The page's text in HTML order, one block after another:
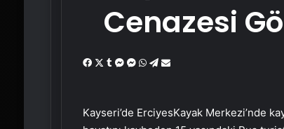
Cenazesi
Facebook
X Tumblr
Messenger
Messenger
WhatsApp
Telegram
Email'den
Kayseri’de ErciyesKayak Merkezi’nde